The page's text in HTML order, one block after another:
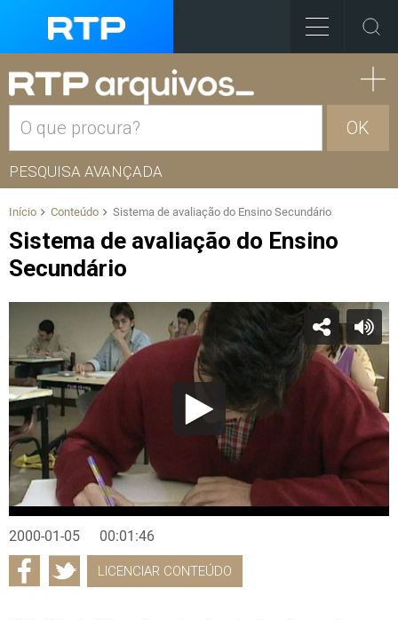
OK
PESQUISA AVANÇADA
Início Conteúdo Sistema de avaliação do Ensino Secundário
Sistema de avaliação do Ensino
Secundário
2000-01-05 00:01:46
LICENCIAR CONTEÚDO